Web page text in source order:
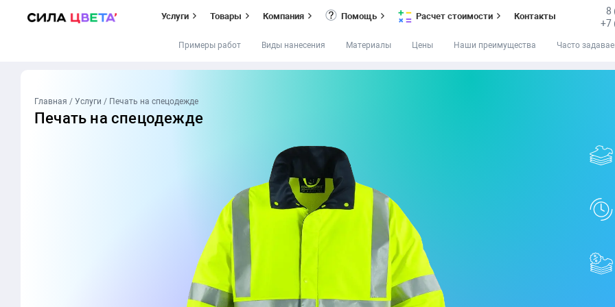
содержимому
Услуги Товары Компания Помощь Расчет стоимости Контакты
8
+7
Примеры работ Виды нанесения Материалы Цены Наши преимущества Часто
Главная / Услуги / Печать на спецодежде
Печать на спецодежде